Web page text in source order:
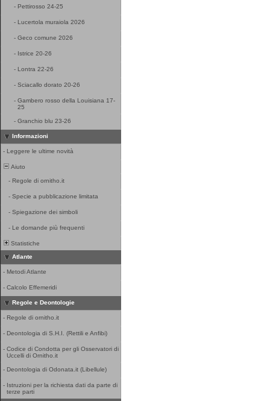
- Pettirosso 24-25
- Lucertola muraiola 2026
- Geco comune 2026
- Istrice 20-26
- Lontra 22-26
- Sciacallo dorato 20-26
- Gambero rosso della Louisiana 17-
25
- Granchio blu 23-26
Informazioni
- Leggere le ultime novità
Aiuto
- Regole di ornitho.it
- Specie a pubblicazione limitata
- Spiegazione dei simboli
- Le domande più frequenti
Statistiche
Atlante
- Metodi Atlante
- Calcolo Effemeridi
Regole e Deontologie
- Regole di ornitho.it
- Deontologia di S.H.I. (Rettili e Anfibi)
- Codice di Condotta per gli Osservatori di
Uccelli di Ornitho.it
- Deontologia di Odonata.it (Libellule)
- Istruzioni per la richiesta dati da parte di
terze parti